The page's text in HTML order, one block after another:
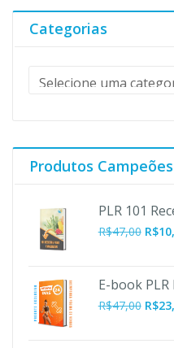
Categorias
Produtos Campeões
PLR 101
R$47,00 O
era:
R$
E-book
R$47,00 R$